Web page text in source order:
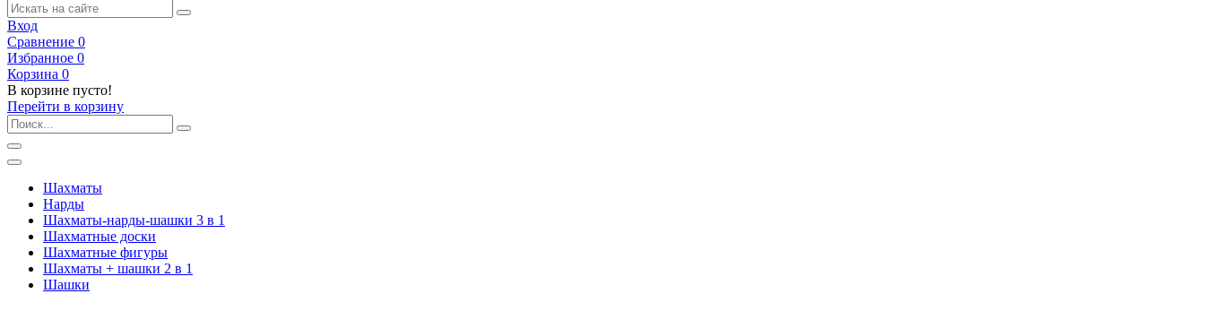
Вход
Сравнение 0
Избранное 0
Корзина 0
В корзине пусто!
Перейти в корзину
Шахматы
Нарды
Шахматы-нарды-шашки 3 в 1
Шахматные доски
Шахматные фигуры
Шахматы + шашки 2 в 1
Шашки